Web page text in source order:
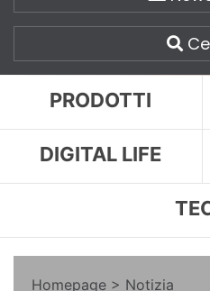
PRODOTTI
DIGITAL LIFE
Homepage > Notizia